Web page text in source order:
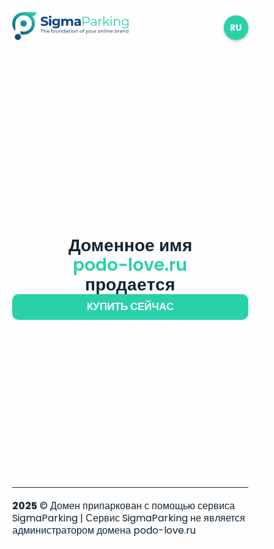
RU
Доменное имя
podo-love.ru
продается
КУПИТЬ СЕЙЧАС
2025 © Домен припаркован с помощью сервиса
SigmaParking | Сервис SigmaParking не является
администратором домена podo-love.ru